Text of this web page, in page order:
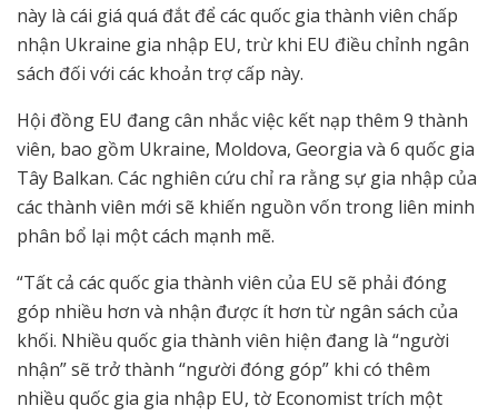
này là cái giá quá đắt để các quốc gia thành viên chấp
nhận Ukraine gia nhập EU, trừ khi EU điều chỉnh ngân
sách đối với các khoản trợ cấp này.
Hội đồng EU đang cân nhắc việc kết nạp thêm 9 thành
viên, bao gồm Ukraine, Moldova, Georgia và 6 quốc gia
Tây Balkan. Các nghiên cứu chỉ ra rằng sự gia nhập của
các thành viên mới sẽ khiến nguồn vốn trong liên minh
phân bổ lại một cách mạnh mẽ.
“Tất cả các quốc gia thành viên của EU sẽ phải đóng
góp nhiều hơn và nhận được ít hơn từ ngân sách của
khối. Nhiều quốc gia thành viên hiện đang là “người
nhận” sẽ trở thành “người đóng góp” khi có thêm
nhiều quốc gia gia nhập EU, tờ Economist trích một